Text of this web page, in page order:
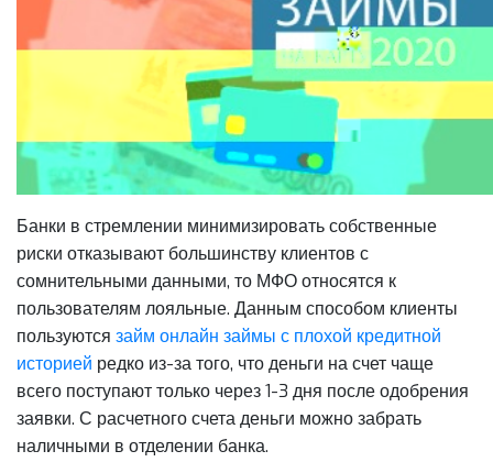
Банки в стремлении минимизировать собственные
риски отказывают большинству клиентов с
сомнительными данными, то МФО относятся к
пользователям лояльные. Данным способом клиенты
пользуются займ онлайн займы с плохой кредитной
историей редко из-за того, что деньги на счет чаще
всего поступают только через 1-3 дня после одобрения
заявки. С расчетного счета деньги можно забрать
наличными в отделении банка.